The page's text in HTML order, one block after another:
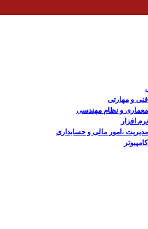
فنی و مهارتی
معماری و نظام مهندسی
افزار
مدیریت ،امور مالی و حسابداری